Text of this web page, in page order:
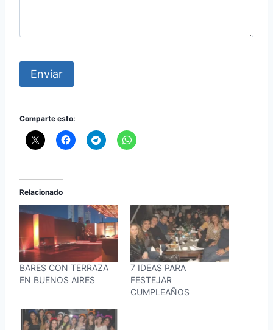
Enviar
Comparte esto:
Relacionado
BARES CON TERRAZA
EN BUENOS AIRES
7 IDEAS PARA
FESTEJAR
CUMPLEAÑOS